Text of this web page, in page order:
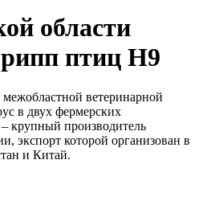
области
птиц H9
ветеринарной
в двух фермерских
крупный производитель
экспорт которой организован в
и Китай.